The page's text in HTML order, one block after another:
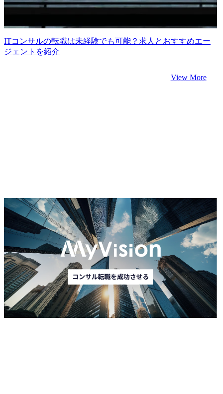
ITコンサルの転職は未経験でも可能？求人とおすすめエー
ジェントを紹介
View More